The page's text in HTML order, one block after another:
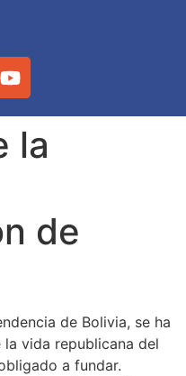
la
de
de Bolivia, se ha
vida republicana del
a fundar.